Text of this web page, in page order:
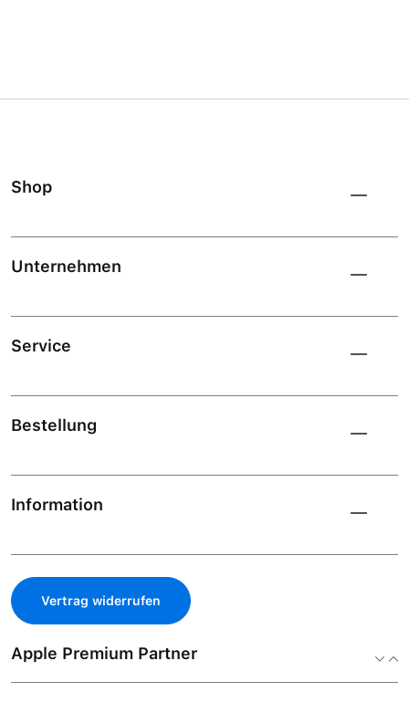
Shop
Unternehmen
Service
Bestellung
Information
Vertrag widerrufen
Apple Premium Partner